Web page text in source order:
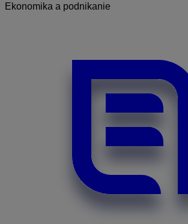
Ekonomika a podnikanie